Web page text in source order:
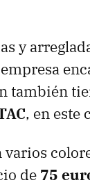
y
también
, en este
de 75